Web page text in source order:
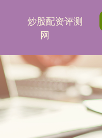
炒股配资评测
网